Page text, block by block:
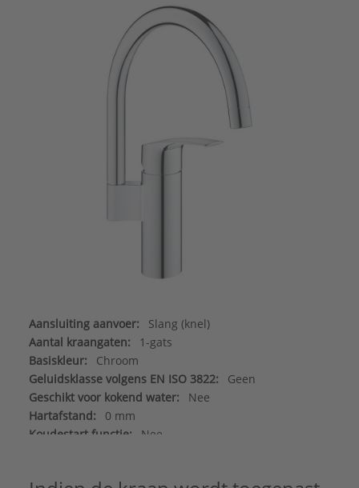
Aansluiting aanvoer:
Slang (knel)
Aantal kraangaten:
1-gats
Basiskleur:
Chroom
Geluidsklasse volgens EN ISO 3822:
Geen
Geschikt voor kokend water:
Nee
Hartafstand:
0 mm
Koudestart functie:
Nee